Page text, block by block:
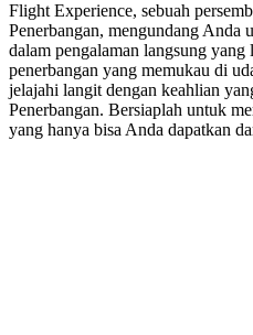
Flight Experience, sebuah
Penerbangan, mengundang Anda
dalam pengalaman langsung
penerbangan yang memukau di
jelajahi langit dengan keahlian
Penerbangan. Bersiaplah untuk
yang hanya bisa Anda dapatkan